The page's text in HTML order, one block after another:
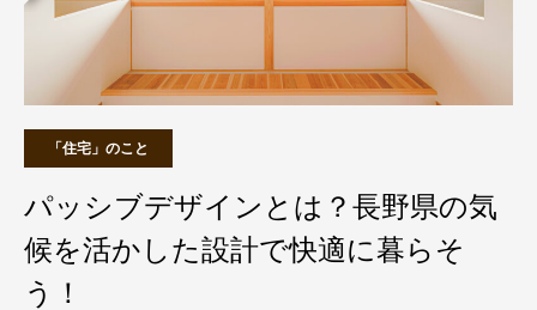
「住宅」のこと
パッシブデザインとは？長野県の気
候を活かした設計で快適に暮らそ
う！